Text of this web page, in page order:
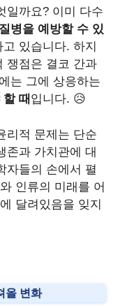
일까요? 이미 다수
병을 예방할 수 있
있습니다. 하지
쟁점은 결코 간과
는 그에 상응하는
때 입니다. 😥
리적 문제는 단순
존과 가치관에 대
자들의 손에서 펼
인류의 미래를 어
달려있음을 잊지
올 변화